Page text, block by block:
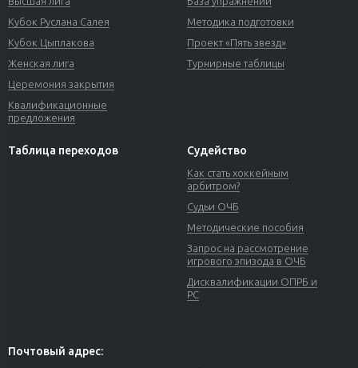
Кубок Руслана Салея
Кубок Цыплакова
Женская лига
Церемония закрытия
Квалификационные
предложения
Методика подготовки
Проект «Пять звезд»
Турнирные таблицы
Таблица переходов Судейство
Как стать хоккейным
арбитром?
Судьи ОЧБ
Методические пособия
Запрос на рассмотрение
игрового эпизода в ОЧБ
Дисквалификации ОПРБ и
РС
Почтовый адрес: